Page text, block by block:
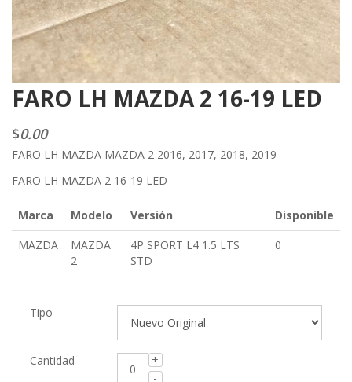
FARO LH MAZDA 2 16-19 LED
$0.00
FARO LH MAZDA MAZDA 2 2016, 2017, 2018, 2019
FARO LH MAZDA 2 16-19 LED
Marca Modelo Versión
Disponible
MAZDA
MAZDA
2
4P SPORT L4 1.5 LTS
STD
0
Tipo
Cantidad